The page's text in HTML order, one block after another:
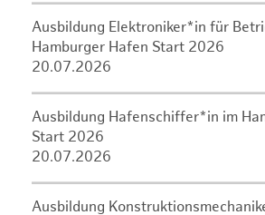
Ausbildung Elektroniker*in für
Hamburger Hafen Start 2026
20.07.2026
Ausbildung Hafenschiffer*in im
Start 2026
20.07.2026
Ausbildung